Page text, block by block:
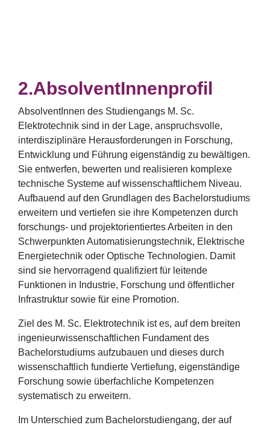
AbsolventInnenprofil
AbsolventInnen des Studiengangs M. Sc.
Elektrotechnik sind in der Lage, anspruchsvolle,
interdisziplinäre Herausforderungen in Forschung,
Entwicklung und Führung eigenständig zu bewältigen.
Sie entwerfen, bewerten und realisieren komplexe
technische Systeme auf wissenschaftlichem Niveau.
Aufbauend auf den Grundlagen des Bachelorstudiums
erweitern und vertiefen sie ihre Kompetenzen durch
forschungs- und projektorientiertes Arbeiten in den
Schwerpunkten Automatisierungstechnik, Elektrische
Energietechnik oder Optische Technologien. Damit
sind sie hervorragend qualifiziert für leitende
Funktionen in Industrie, Forschung und öffentlicher
Infrastruktur sowie für eine Promotion.
Ziel des M. Sc. Elektrotechnik ist es, auf dem breiten
ingenieurwissenschaftlichen Fundament des
Bachelorstudiums aufzubauen und dieses durch
wissenschaftlich fundierte Vertiefung, eigenständige
Forschung sowie überfachliche Kompetenzen
systematisch zu erweitern.
Im Unterschied zum Bachelorstudiengang, der auf